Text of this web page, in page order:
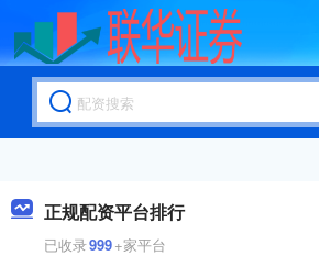
正规配资平台排行
已收录999+家平台